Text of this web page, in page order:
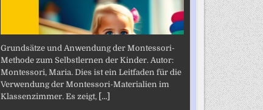
Grundsätze und Anwendung der Montessori-
Methode zum Selbstlernen der Kinder. Autor:
Montessori, Maria. Dies ist ein Leitfaden für die
Verwendung der Montessori-Materialien im
Klassenzimmer. Es zeigt, [...]